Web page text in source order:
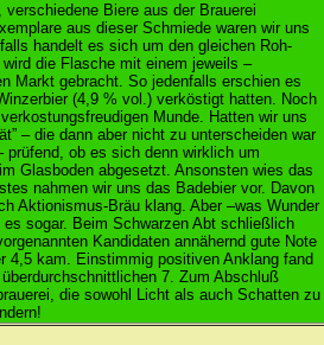
Biere aus der Brauerei
aus dieser Schmiede waren wir uns
handelt es sich um den gleichen Roh-
die Flasche mit einem jeweils –
Markt gebracht. So jedenfalls erschien es
(4,9 % vol.) verköstigt hatten. Noch
Munde. Hatten wir uns
– die dann aber nicht zu unterscheiden war
prüfend, ob es sich denn wirklich um
Glasboden abgesetzt. Ansonsten wies das
nahmen wir uns das Badebier vor. Davon
Aktionismus-Bräu klang. Aber –was Wunder
sogar. Beim Schwarzen Abt schließlich
Kandidaten annähernd gute Note
4,5 kam. Einstimmig positiven Anklang fand
7. Zum Abschluß
die sowohl Licht als auch Schatten zu